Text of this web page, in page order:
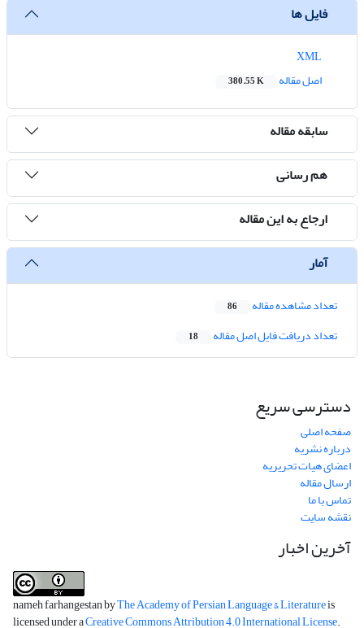
فایل ها
اصل مقاله
380.55 K
سابقه مقاله
هم رسانی
ارجاع به این مقاله
آمار
تعداد مشاهده مقاله 86
تعداد دریافت فایل اصل مقاله 18
دسترسی سریع
صفحه اصلی
درباره نشریه
اعضای هیات تحریریه
ارسال مقاله
تماس با ما
نقشه سایت
آخرین اخبار
nameh farhangestan byThe Academy of Persian Language & Literatureis
licensed under aCreative Commons Attribution 4.0 International License.